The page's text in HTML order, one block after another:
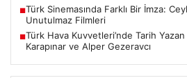
■Türk Sinemasında Farklı Bir İmza:
Unutulmaz Filmleri
■Türk Hava Kuvvetleri’nde Tarih Yazan
Karapınar ve Alper Gezeravcı